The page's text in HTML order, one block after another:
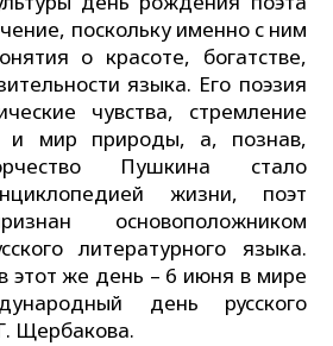
поскольку именно с ним
о красоте, богатстве,
языка. Его поэзия
чувства, стремление
и мир природы, а, познав,
Пушкина стало
жизни, поэт
основоположником
литературного языка.
этот же день – 6 июня в мире
день русского
Щербакова.